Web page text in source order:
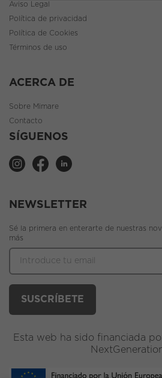
Aviso Legal
Política de privacidad
Política de Cookies
Términos de uso
ACERCA DE
Sobre Mimare
Contacto
SÍGUENOS
NEWSLETTER
Sé la primera en enterarte de nuestras
más
Esta web ha sido financiada